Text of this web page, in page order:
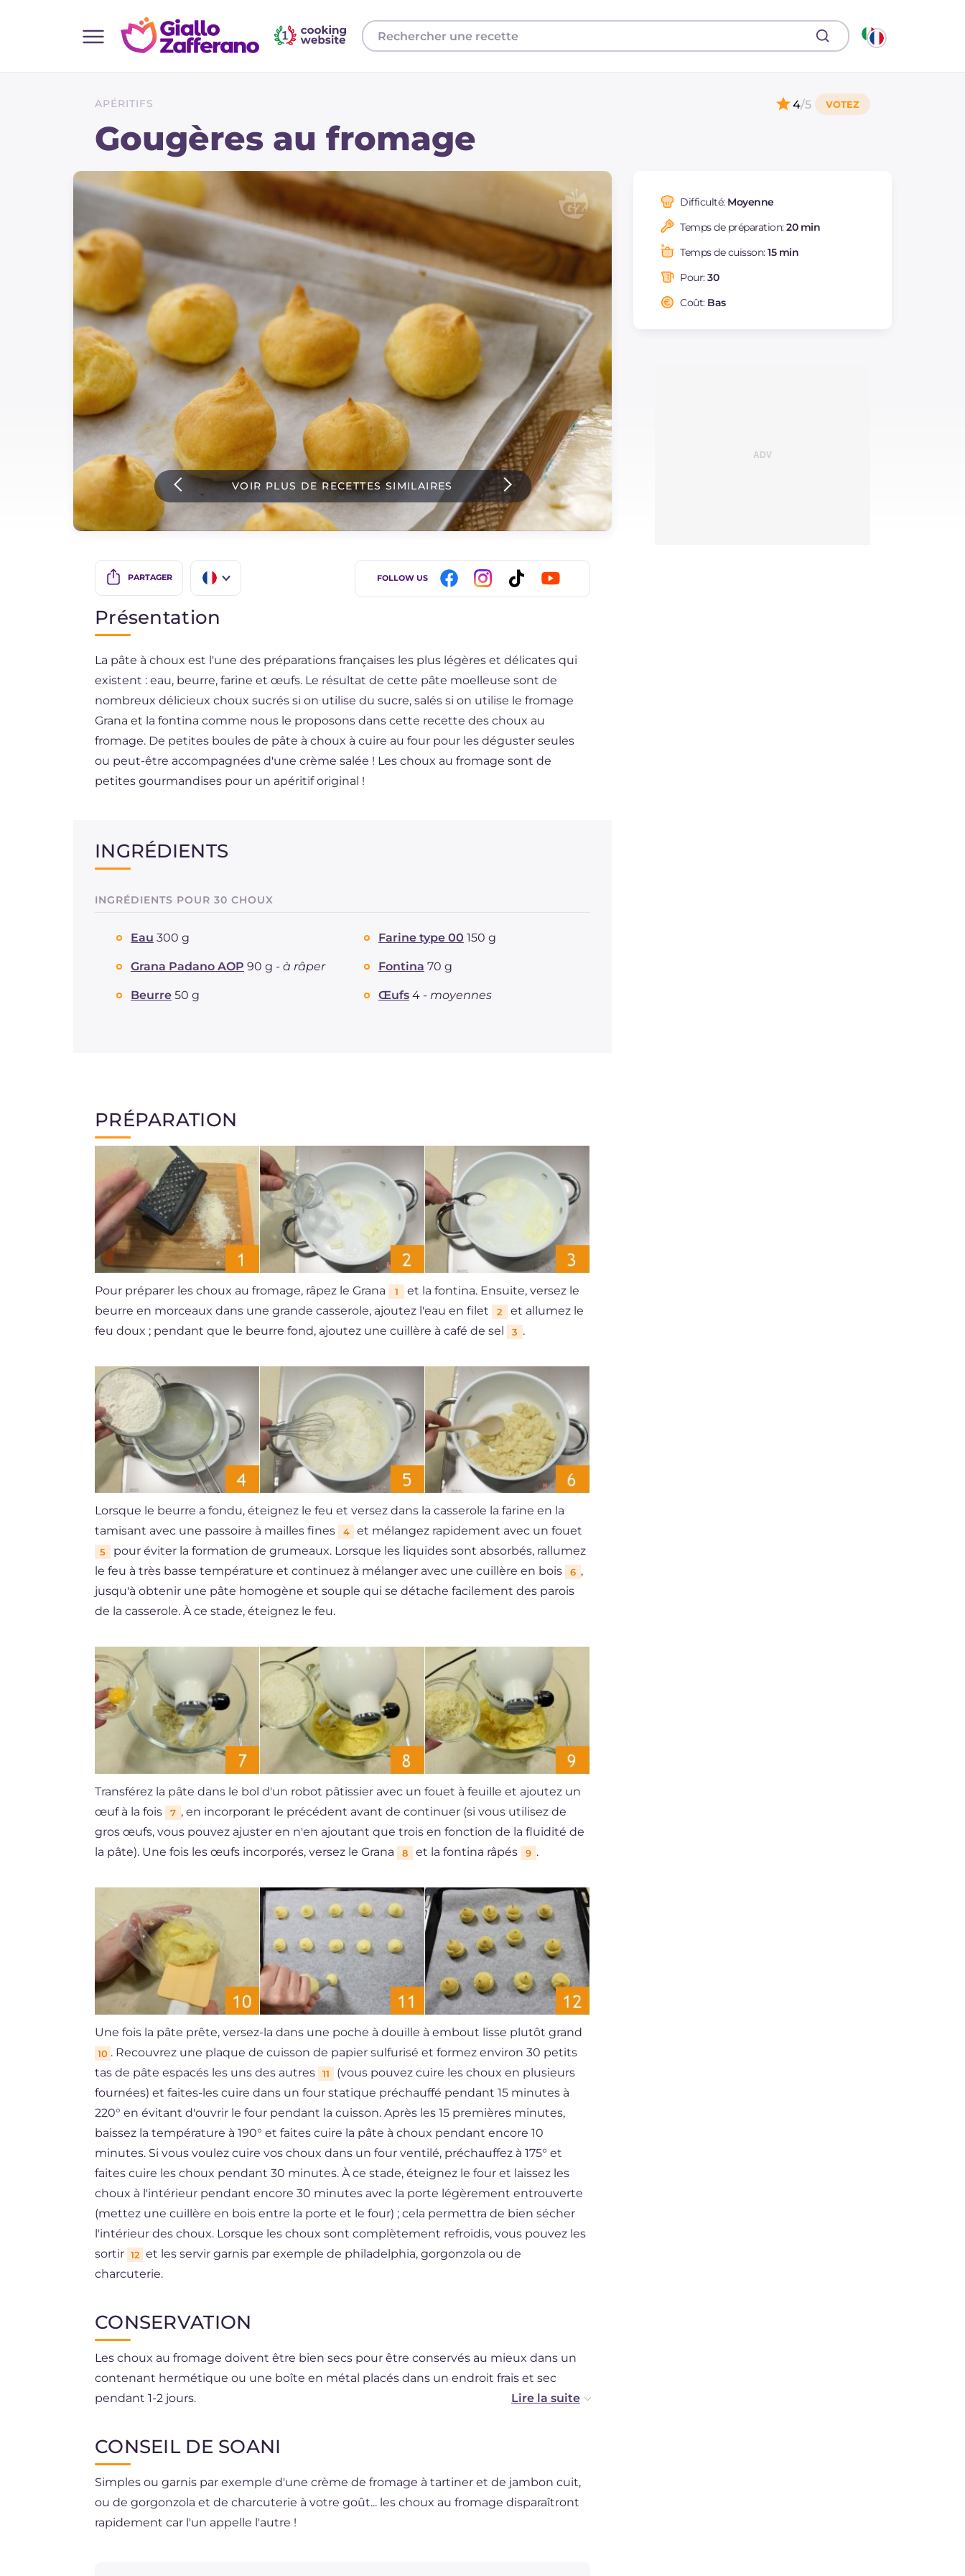
Toutes les recettes
Plats principaux
Boissons et rafraîchissements
Accompagnement
Pizzas et focaccia
Gateaux et patisserie
Dernieres recettes
IT Website
Instagram
YouTube
APÉRITIFS
Gougères au fromage
4/5
VOIR PLUS DE RECETTES SIMILAIRES
PARTAGER
DE
BR
NL
FOLLOW US
Difficulté: Moyenne
Temps de préparation:20 min
Temps de cuisson:15 min
Pour:30
Coût: Bas
Présentation
La pâte à choux est l'une des préparations françaises les plus légères et délicates qui
existent : eau, beurre, farine et œufs. Le résultat de cette pâte moelleuse sont de
nombreux délicieux choux sucrés si on utilise du sucre, salés si on utilise le fromage
Grana et la fontina comme nous le proposons dans cette recette des choux au
fromage. De petites boules de pâte à choux à cuire au four pour les déguster seules
ou peut-être accompagnées d'une crème salée ! Les choux au fromage sont de
petites gourmandises pour un apéritif original !
INGRÉDIENTS
INGRÉDIENTS POUR 30 CHOUX
Eau 300 g Farine type 00 150 g
Grana Padano AOP 90 g - à râper Fontina 70 g
Beurre 50 g Œufs 4 - moyennes
PRÉPARATION
Pour préparer les choux au fromage, râpez le Grana 1
et la fontina. Ensuite, versez le
beurre en morceaux dans une grande casserole, ajoutez l'eau en filet
2
et allumez le
feu doux ; pendant que le beurre fond, ajoutez une cuillère à café de sel
3 .
Lorsque le beurre a fondu, éteignez le feu et versez dans la casserole la farine en la
tamisant avec une passoire à mailles fines
4 et mélangez rapidement avec un fouet
5
pour éviter la formation de grumeaux. Lorsque les liquides sont absorbés, rallumez
le feu à très basse température et continuez à mélanger avec une cuillère en bois
6 ,
jusqu'à obtenir une pâte homogène et souple qui se détache facilement des parois
de la casserole. À ce stade, éteignez le feu.
Transférez la pâte dans le bol d'un robot pâtissier avec un fouet à feuille et ajoutez un
œuf à la fois
7 , en incorporant le précédent avant de continuer (si vous utilisez de
gros œufs, vous pouvez ajuster en n'en ajoutant que trois en fonction de la fluidité de
la pâte). Une fois les œufs incorporés, versez le Grana
8 et la fontina râpés 9 .
Une fois la pâte prête, versez-la dans une poche à douille à embout lisse plutôt grand
10 . Recouvrez une plaque de cuisson de papier sulfurisé et formez environ 30 petits
tas de pâte espacés les uns des autres
11
(vous pouvez cuire les choux en plusieurs
fournées) et faites-les cuire dans un four statique préchauffé pendant 15 minutes à
220° en évitant d'ouvrir le four pendant la cuisson. Après les 15 premières minutes,
baissez la température à 190° et faites cuire la pâte à choux pendant encore 10
minutes. Si vous voulez cuire vos choux dans un four ventilé, préchauffez à 175° et
faites cuire les choux pendant 30 minutes. À ce stade, éteignez le four et laissez les
choux à l'intérieur pendant encore 30 minutes avec la porte légèrement entrouverte
(mettez une cuillère en bois entre la porte et le four) ; cela permettra de bien sécher
l'intérieur des choux. Lorsque les choux sont complètement refroidis, vous pouvez les
sortir 12 et les servir garnis par exemple de philadelphia, gorgonzola ou de
charcuterie.
CONSERVATION
Les choux au fromage doivent être bien secs pour être conservés au mieux dans un
contenant hermétique ou une boîte en métal placés dans un endroit frais et sec
pendant 1-2 jours.
CONSEIL DE SOANI
Simples ou garnis par exemple d'une crème de fromage à tartiner et de jambon cuit,
ou de gorgonzola et de charcuterie à votre goût... les choux au fromage disparaîtront
rapidement car l'un appelle l'autre !